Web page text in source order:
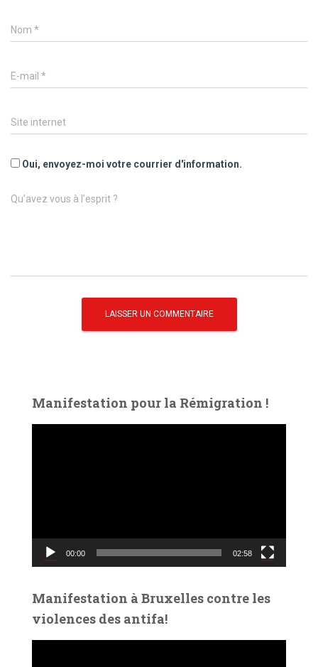
Nom *
E-mail *
Site internet
Oui, envoyez-moi votre courrier d'information.
Qu’avez vous à l’esprit ?
Manifestation pour la Rémigration !
v
o
00:00 02:58
Manifestation à Bruxelles contre les
violences des antifa!